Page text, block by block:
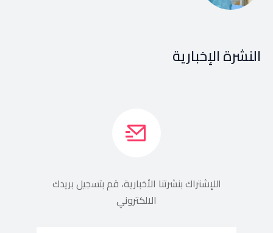
النشرة الإخبارية
اللإشتراك بنشرتنا الأخبارية، قم بتسجيل بريدك
الالكتروني